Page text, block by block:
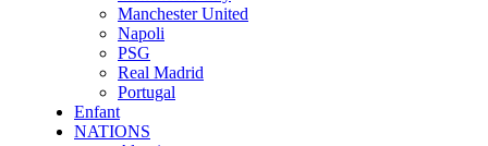
Manchester United
Napoli
PSG
Real Madrid
Portugal
Enfant
NATIONS